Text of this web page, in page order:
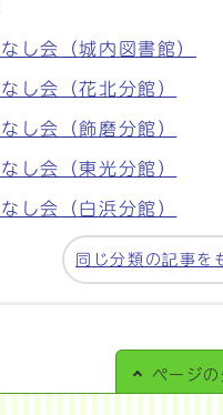
し会（城内図書館）
し会（花北分館）
し会（飾磨分館）
し会（東光分館）
し会（白浜分館）
同じ分類の記事を
ページの